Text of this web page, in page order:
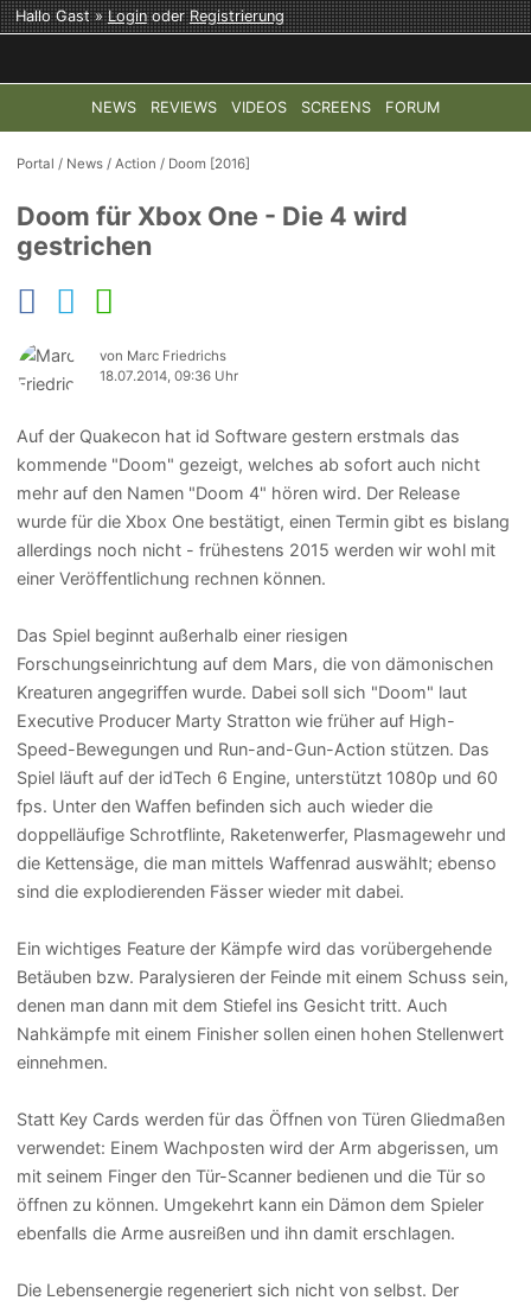
Hallo Gast »LoginoderRegistrierung
NEWS REVIEWS VIDEOS SCREENS FORUM
TOP-THEMEN: COD: MODERN WARFARE 4 HALO:
Portal / News /Action / Doom [2016]
Doom für Xbox One - Die 4 wird
gestrichen
von Marc Friedrichs
18.07.2014, 09:36 Uhr
Auf der Quakecon hat id Software gestern erstmals das
kommende "Doom" gezeigt, welches ab sofort auch nicht
mehr auf den Namen "Doom 4" hören wird. Der Release
wurde für die Xbox One bestätigt, einen Termin gibt es bislang
allerdings noch nicht - frühestens 2015 werden wir wohl mit
einer Veröffentlichung rechnen können.
Das Spiel beginnt außerhalb einer riesigen
Forschungseinrichtung auf dem Mars, die von dämonischen
Kreaturen angegriffen wurde. Dabei soll sich "Doom" laut
Executive Producer Marty Stratton wie früher auf High-
Speed-Bewegungen und Run-and-Gun-Action stützen. Das
Spiel läuft auf der idTech 6 Engine, unterstützt 1080p und 60
fps. Unter den Waffen befinden sich auch wieder die
doppelläufige Schrotflinte, Raketenwerfer, Plasmagewehr und
die Kettensäge, die man mittels Waffenrad auswählt; ebenso
sind die explodierenden Fässer wieder mit dabei.
Ein wichtiges Feature der Kämpfe wird das vorübergehende
Betäuben bzw. Paralysieren der Feinde mit einem Schuss sein,
denen man dann mit dem Stiefel ins Gesicht tritt. Auch
Nahkämpfe mit einem Finisher sollen einen hohen Stellenwert
einnehmen.
Statt Key Cards werden für das Öffnen von Türen Gliedmaßen
verwendet: Einem Wachposten wird der Arm abgerissen, um
mit seinem Finger den Tür-Scanner bedienen und die Tür so
öffnen zu können. Umgekehrt kann ein Dämon dem Spieler
ebenfalls die Arme ausreißen und ihn damit erschlagen.
Die Lebensenergie regeneriert sich nicht von selbst. Der